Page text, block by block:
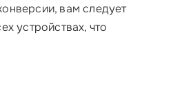
вам следует
устройствах, что